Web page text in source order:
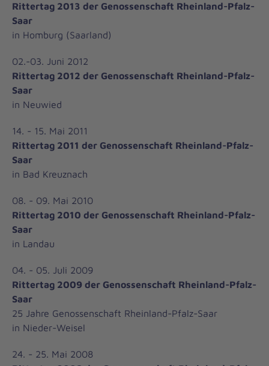
Rittertag 2013 der Genossenschaft Rheinland-Pfalz-
Saar
in Homburg (Saarland)
02.-03. Juni 2012
Rittertag 2012 der Genossenschaft Rheinland-Pfalz-
Saar
in Neuwied
14. - 15. Mai 2011
Rittertag 2011 der Genossenschaft Rheinland-Pfalz-
Saar
in Bad Kreuznach
08. - 09. Mai 2010
Rittertag 2010 der Genossenschaft Rheinland-Pfalz-
Saar
in Landau
04. - 05. Juli 2009
Rittertag 2009 der Genossenschaft Rheinland-Pfalz-
Saar
25 Jahre Genossenschaft Rheinland-Pfalz-Saar
in Nieder-Weisel
24. - 25. Mai 2008